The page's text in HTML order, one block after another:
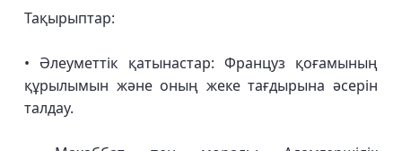
Тақырыптар:
• Әлеуметтік қатынастар: Француз қоғамының
құрылымын және оның жеке тағдырына әсерін
талдау.